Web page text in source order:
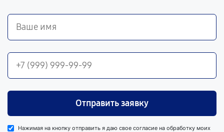
Отправить заявку
Нажимая на кнопку отправить я даю свое согласие на обработку моих